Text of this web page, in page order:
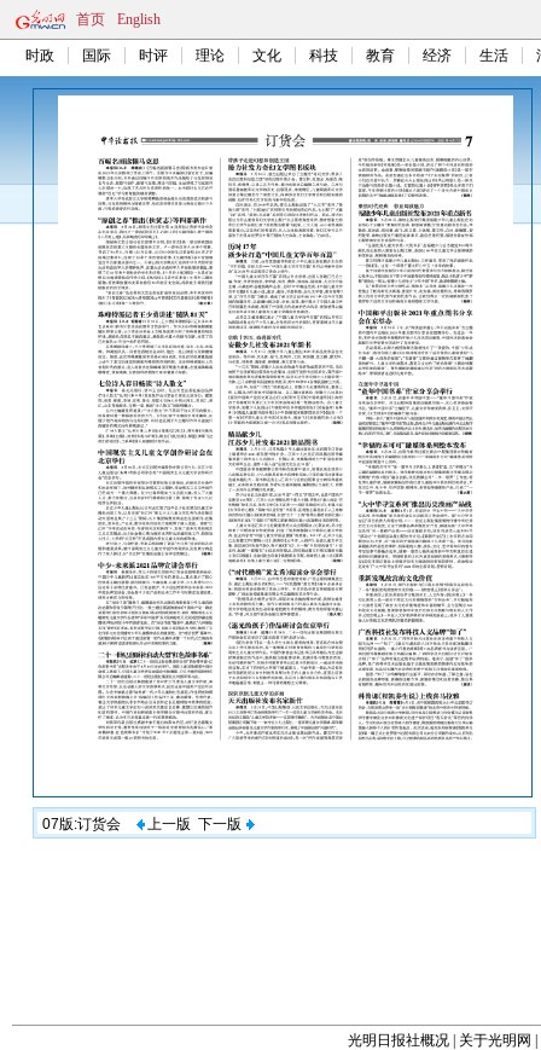
首页 English
时政 国际 时评 理论 文化 科技 教育 经济 生活
07版:订货会 上一版 下一版
光明日报社概况 关于光明网